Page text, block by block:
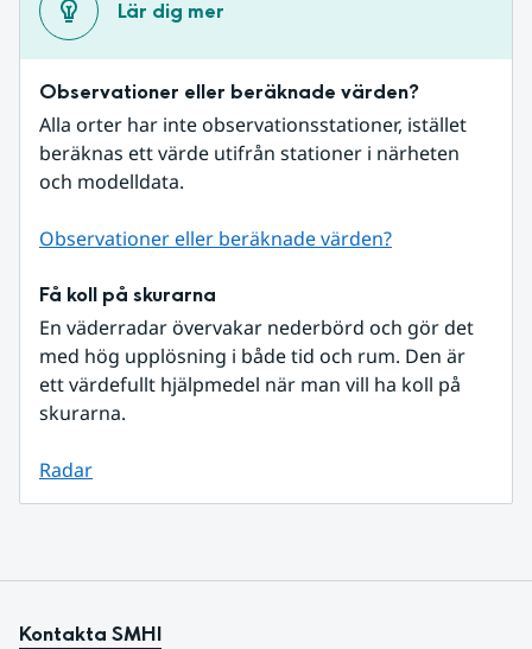
Lär dig mer
Observationer eller beräknade värden?
Alla orter har inte observationsstationer, istället
beräknas ett värde utifrån stationer i närheten
och modelldata.
Observationer eller beräknade värden?
Få koll på skurarna
En väderradar övervakar nederbörd och gör det
med hög upplösning i både tid och rum. Den är
ett värdefullt hjälpmedel när man vill ha koll på
skurarna.
Radar
Kontakta SMHI